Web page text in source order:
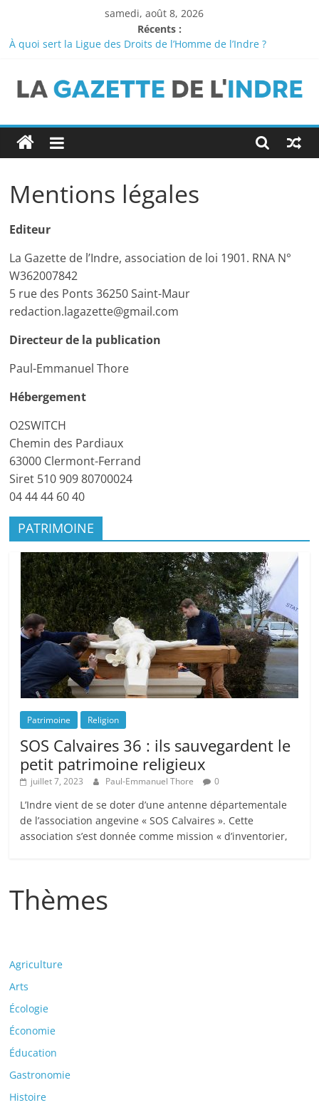
contenu
samedi, août 8, 2026
Récents :
À quoi sert la Ligue des Droits de l’Homme de l’Indre ?
Le dispositif » Argent de poche » pour les 16-17 ans
Ernest-Charles Appert : castelroussin et grand photographe
Châteauroux : le collège « Rosa Parks » devrait-il s’appeler
« collège Samuel Paty » ?
La
Gazette
de
l'Indre
Média
départemental
et
Mentions légales
Editeur
La Gazette de l’Indre, association de loi 1901. RNA N°
W362007842
5 rue des Ponts 36250 Saint-Maur
redaction.lagazette@gmail.com
Directeur de la publication
Paul-Emmanuel Thore
Hébergement
O2SWITCH
Chemin des Pardiaux
63000 Clermont-Ferrand
Siret 510 909 80700024
04 44 44 60 40
PATRIMOINE
Patrimoine Religion
SOS Calvaires 36 : ils sauvegardent le
petit patrimoine religieux
juillet 7, 2023 Paul-Emmanuel Thore 0
L’Indre vient de se doter d’une antenne départementale
de l’association angevine « SOS Calvaires ». Cette
association s’est donnée comme mission « d’inventorier,
Thèmes
Agriculture
Arts
Écologie
Économie
Éducation
Gastronomie
Histoire